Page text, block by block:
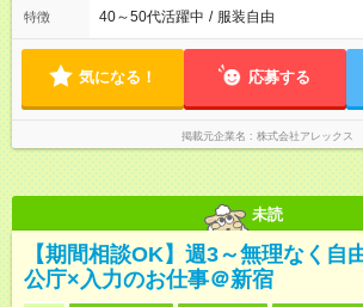
特徴 40～50代活躍中 / 服装自由
気になる！ 応募する
掲載元企業名 株式会社アレックス
未読
【期間相談OK】週3～無理なく自
公庁×入力のお仕事＠新宿